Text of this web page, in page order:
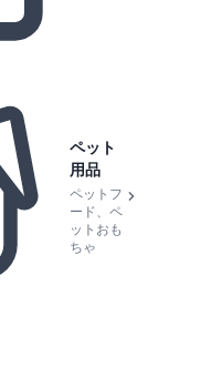
ペット
用品
ペットフ
ード、ペ
ットおも
ちゃ